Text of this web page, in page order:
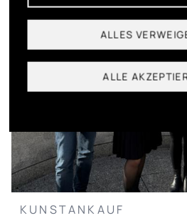
KUNSTANKAUF
ALLES
ALLE